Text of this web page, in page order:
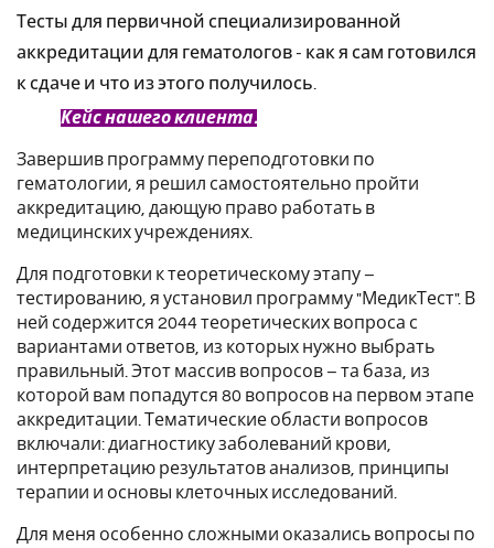
Тесты для первичной специализированной
аккредитации для гематологов - как я сам готовился
к сдаче и что из этого получилось.
Кейс нашего клиента.
Завершив программу переподготовки по
гематологии, я решил самостоятельно пройти
аккредитацию, дающую право работать в
медицинских учреждениях.
Для подготовки к теоретическому этапу –
тестированию, я установил программу "МедикТест". В
ней содержится 2044 теоретических вопроса с
вариантами ответов, из которых нужно выбрать
правильный. Этот массив вопросов – та база, из
которой вам попадутся 80 вопросов на первом этапе
аккредитации. Тематические области вопросов
включали: диагностику заболеваний крови,
интерпретацию результатов анализов, принципы
терапии и основы клеточных исследований.
Для меня особенно сложными оказались вопросы по